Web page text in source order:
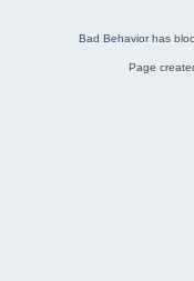
Bad Behaviorhas
Page